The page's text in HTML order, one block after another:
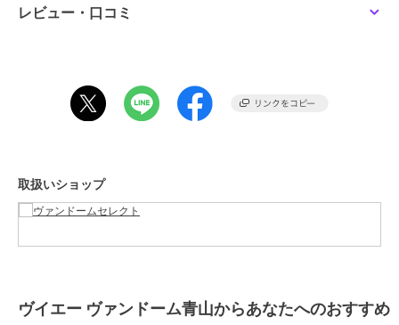
こちらの商品は2026年8月4日から価格改定を実施させていただきま
この商品は無料ギフトサービスの対象商品です
ブランド
ショップ ヴァンドームセレクト
アクセサリー・ヘアアクセサリー
／
ブレスレット・バングル
レビュー・口コミ
取扱いショップ
ヴイエー ヴァンドーム青山からあなたへのおすすめ